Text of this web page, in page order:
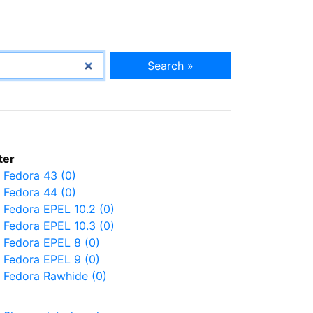
Search »
Fedora 43 (0)
Fedora 44 (0)
Fedora EPEL 10.2 (0)
Fedora EPEL 10.3 (0)
Fedora EPEL 8 (0)
Fedora EPEL 9 (0)
Fedora Rawhide (0)